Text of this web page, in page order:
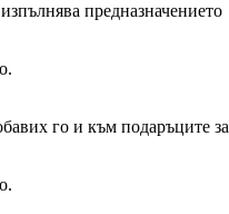
предназначението
го и към подаръците за